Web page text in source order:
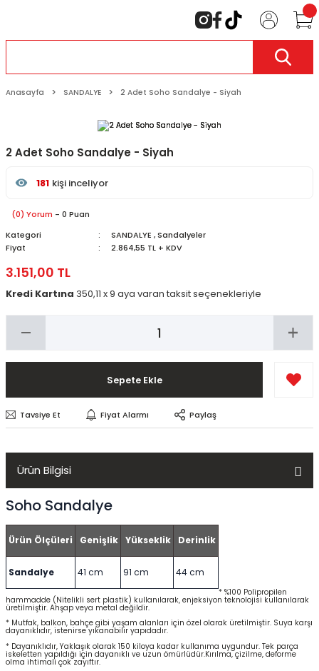
Anasayfa SANDALYE 2 Adet Soho Sandalye - Siyah
2 Adet Soho Sandalye - Siyah
181 kişi inceliyor
Son 1 hafta içinde
(0) Yorum - 0 Puan
Kategori
SANDALYE ,Sandalyeler
Fiyat
2.864,55 TL + KDV
3.151,00 TL
Kredi Kartına 350,11 x 9 aya varan taksit seçenekleriyle
Sepete Ekle
Tavsiye Et Fiyat Alarmı Paylaş
Ürün Bilgisi
Soho Sandalye
Ürün Ölçüleri Genişlik Yükseklik Derinlik
Sandalye 41 cm 91 cm 44 cm
* %100 Polipropilen
hammadde (Nitelikli sert plastik) kullanılarak, enjeksiyon teknolojisi kullanılarak
üretilmiştir. Ahşap veya metal değildir.
* Mutfak, balkon, bahçe gibi yaşam alanları için özel olarak üretilmiştir. Suya karşı
dayanıklıdır, istenirse yıkanabilir yapıdadır.
* Dayanıklıdır, Yaklaşık olarak 150 kiloya kadar kullanıma uygundur. Tek parça
iskeletten yapıldığı için dayanıklı ve uzun ömürlüdür.Kırılma, çizilme, deforme
olma ihtimali çok zayıftır.